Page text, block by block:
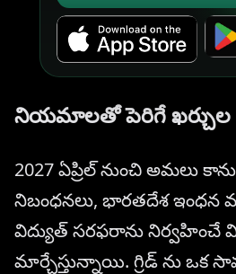
నియమాలతో పెరిగే ఖర్చుల
2027 ఏప్రిల్ నుంచి అమలు
నిబంధనలు, భారతదేశ ఇంధన
విద్యుత్ సరఫరాను నిర్వహించే
మార్చేస్తున్నాయి. గ్రిడ్ ను ఒక